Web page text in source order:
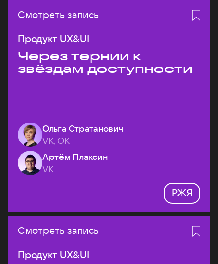
Смотреть запись
Продукт UX&UI
Через тернии к
звёздам доступности
Ольга Стратанович
VK, ОК
Артём Плаксин
VK
РЖЯ
Смотреть запись
Продукт UX&UI